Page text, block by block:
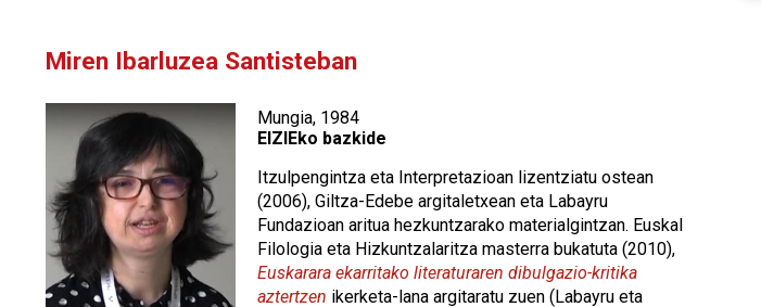
Miren Ibarluzea Santisteban
Mungia, 1984
EIZIEko bazkide
Itzulpengintza eta Interpretazioan lizentziatu ostean
(2006), Giltza-Edebe argitaletxean eta Labayru
Fundazioan aritua hezkuntzarako materialgintzan. Euskal
Filologia eta Hizkuntzalaritza masterra bukatuta (2010),
Euskarara ekarritako literaturaren dibulgazio-kritika
aztertzen ikerketa-lana argitaratu zuen (Labayru eta